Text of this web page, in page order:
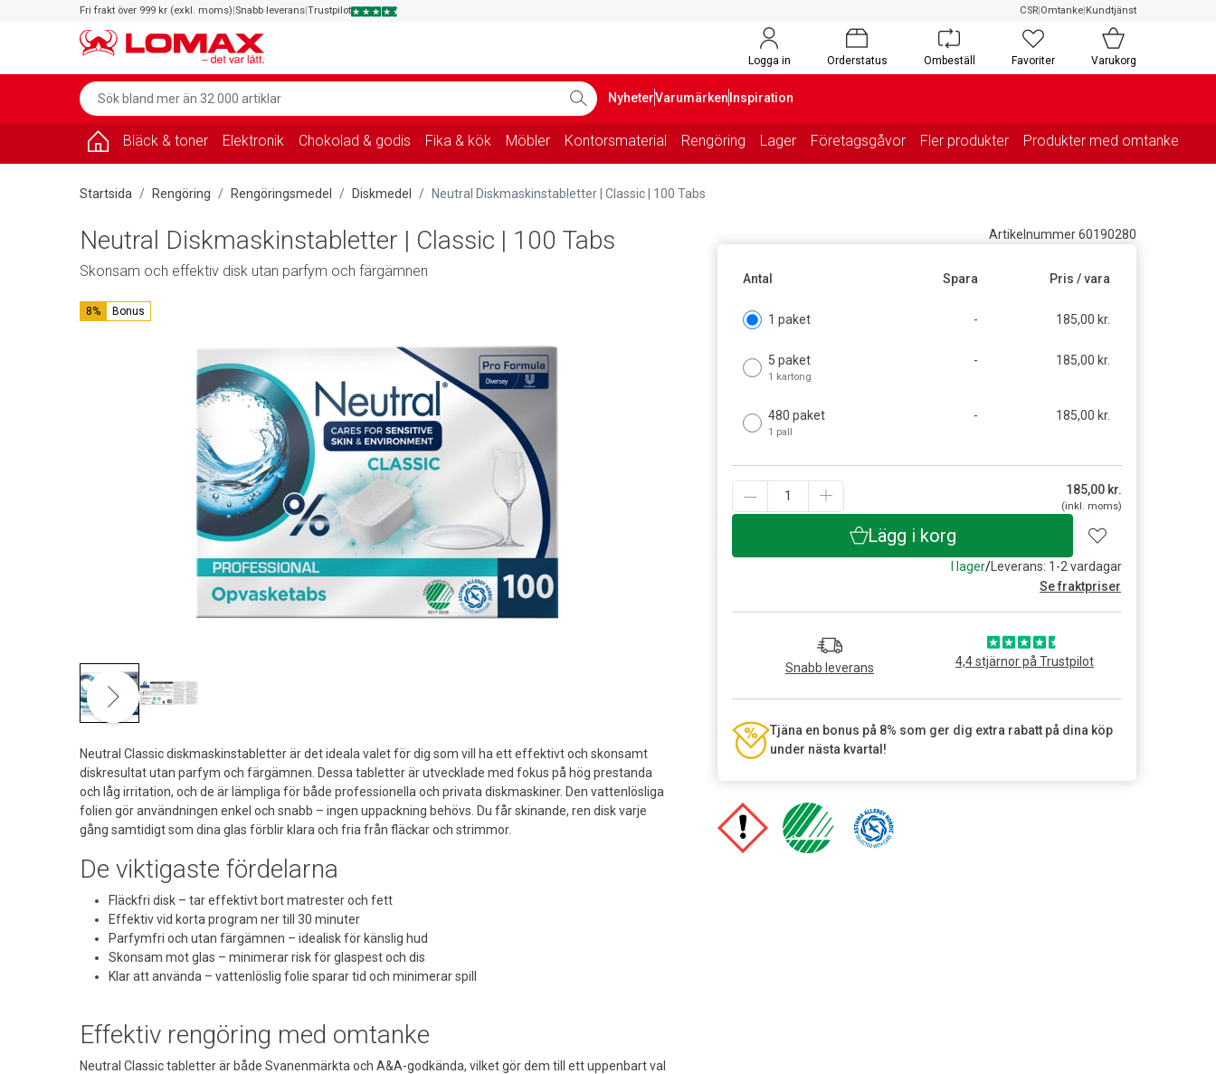
Fri frakt över 999 kr (exkl. moms)|Snabb leverans|Trustpilot CSR|Omtanke|Kundtjänst
Logga in Orderstatus Ombeställ Favoriter Varukorg
NyheterVarumärken Inspiration
Bläck & toner Elektronik Chokolad & godis Fika & kök Möbler Kontorsmaterial Rengöring Lager Företagsgåvor Fler produkter Produkter med omtanke
Startsida Rengöring Rengöringsmedel Diskmedel Neutral Diskmaskinstabletter | Classic | 100 Tabs
8% Bonus
Neutral Classic diskmaskinstabletter är det ideala valet för dig som vill ha ett effektivt och skonsamt
diskresultat utan parfym och färgämnen. Dessa tabletter är utvecklade med fokus på hög prestanda
och låg irritation, och de är lämpliga för både professionella och privata diskmaskiner. Den vattenlösliga
folien gör användningen enkel och snabb – ingen uppackning behövs. Du får skinande, ren disk varje
gång samtidigt som dina glas förblir klara och fria från fläckar och strimmor.
De viktigaste fördelarna
Fläckfri disk – tar effektivt bort matrester och fett
Effektiv vid korta program ner till 30 minuter
Parfymfri och utan färgämnen – idealisk för känslig hud
Skonsam mot glas – minimerar risk för glaspest och dis
Klar att använda – vattenlöslig folie sparar tid och minimerar spill
Effektiv rengöring med omtanke
Neutral Classic tabletter är både Svanenmärkta och A&A-godkända, vilket gör dem till ett uppenbart val
Artikelnummer 60190280
Antal Spara Pris / vara
1 paket - 185,00 kr.
5 paket
1 kartong
- 185,00 kr.
480 paket
1 pall
- 185,00 kr.
185,00kr.
(inkl. moms)
Lägg i korg
I lager/Leverans: 1-2 vardagar
Se fraktpriser
Snabb leverans 4,4 stjärnor på Trustpilot
Tjäna en bonus på 8% som ger dig extra rabatt på dina köp
under nästa kvartal!
Neutral Diskmaskinstabletter | Classic | 100 Tabs
Skonsam och effektiv disk utan parfym och färgämnen